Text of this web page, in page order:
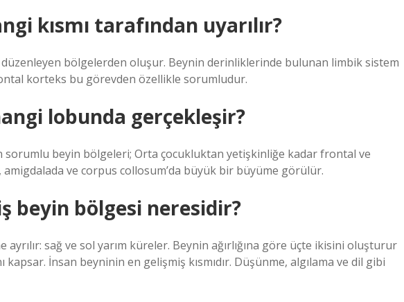
kısmı tarafından uyarılır?
düzenleyen bölgelerden oluşur. Beynin derinliklerinde bulunan limbik sistem
korteks bu görevden özellikle sorumludur.
lobunda gerçekleşir?
sorumlu beyin bölgeleri; Orta çocukluktan yetişkinliğe kadar frontal ve
ve corpus collosum’da büyük bir büyüme görülür.
beyin bölgesi neresidir?
sağ ve sol yarım küreler. Beynin ağırlığına göre üçte ikisini oluşturur
kapsar. İnsan beyninin en gelişmiş kısmıdır. Düşünme, algılama ve dil gibi